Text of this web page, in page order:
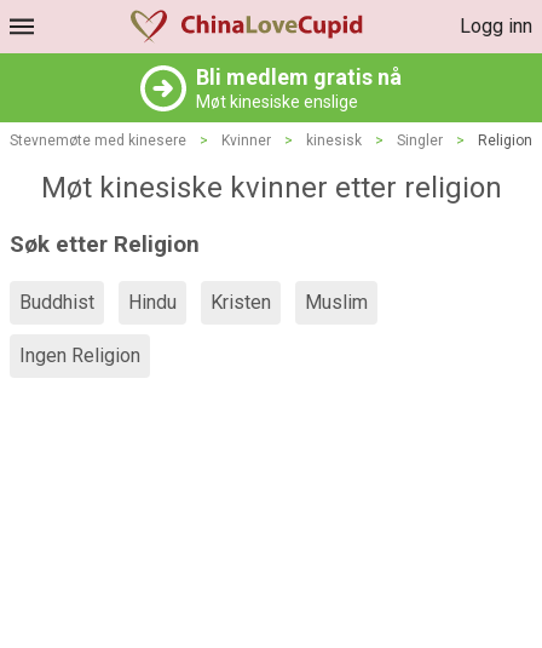
Logg inn
Bli medlem gratis nå
Møt kinesiske enslige
Stevnemøte med kinesere > Kvinner > kinesisk > Singler > Religion
Møt kinesiske kvinner etter religion
Søk etter Religion
Buddhist Hindu Kristen Muslim
Ingen Religion